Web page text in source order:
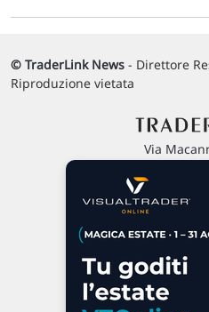
© TraderLink News - Direttore
Riproduzione vietata
Via
P.IVA 02
Chi
Commenti e